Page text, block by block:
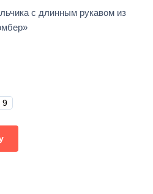
с длинным рукавом из
9